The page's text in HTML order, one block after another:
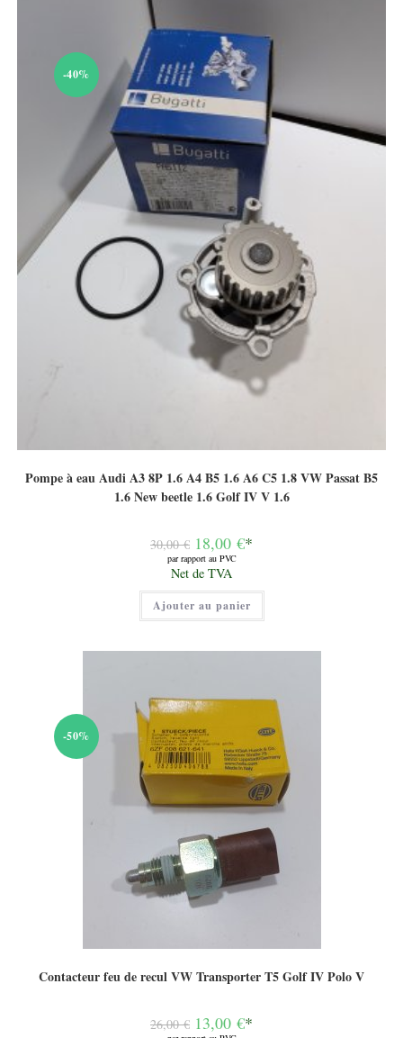
-40%
Pompe à eau Audi A3 8P 1.6 A4 B5 1.6 A6 C5 1.8 VW Passat B5
1.6 New beetle 1.6 Golf IV V 1.6
30,00€ Le
prix
initial
était :
30,00 €.
18,00 €*
par rapport au PVC
Le
prix
actuel
est :
18,00 €.
Net de TVA
Ajouter au panier
-50%
Contacteur feu de recul VW Transporter T5 Golf IV Polo V
26,00€ Le
prix
13,00 €*